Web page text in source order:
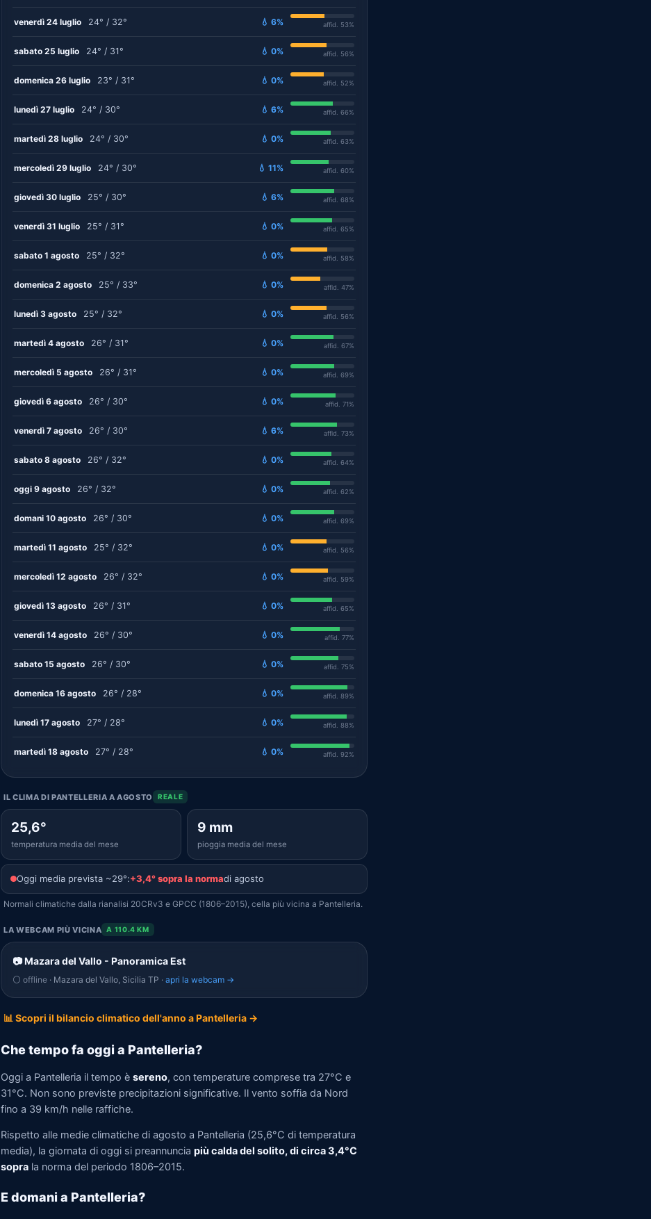
venerdì 24 luglio 24° / 32° 💧 6% affid. 53%
sabato 25 luglio 24° / 31° 💧 0% affid. 56%
domenica 26 luglio 23° / 31° 💧 0% affid. 52%
lunedì 27 luglio 24° / 30° 💧 6% affid. 66%
martedì 28 luglio 24° / 30° 💧 0% affid. 63%
mercoledì 29 luglio 24° / 30° 💧 11% affid. 60%
giovedì 30 luglio 25° / 30° 💧 6% affid. 68%
venerdì 31 luglio 25° / 31° 💧 0% affid. 65%
sabato 1 agosto 25° / 32° 💧 0% affid. 58%
domenica 2 agosto 25° / 33° 💧 0% affid. 47%
lunedì 3 agosto 25° / 32° 💧 0% affid. 56%
martedì 4 agosto 26° / 31° 💧 0% affid. 67%
mercoledì 5 agosto 26° / 31° 💧 0% affid. 69%
giovedì 6 agosto 26° / 30° 💧 0% affid. 71%
venerdì 7 agosto 26° / 30° 💧 6% affid. 73%
sabato 8 agosto 26° / 32° 💧 0% affid. 64%
oggi 9 agosto 26° / 32° 💧 0% affid. 62%
domani 10 agosto 26° / 30° 💧 0% affid. 69%
martedì 11 agosto 25° / 32° 💧 0% affid. 56%
mercoledì 12 agosto 26° / 32° 💧 0% affid. 59%
giovedì 13 agosto 26° / 31° 💧 0% affid. 65%
venerdì 14 agosto 26° / 30° 💧 0% affid. 77%
sabato 15 agosto 26° / 30° 💧 0% affid. 75%
domenica 16 agosto 26° / 28° 💧 0% affid. 89%
lunedì 17 agosto 27° / 28° 💧 0% affid. 88%
martedì 18 agosto 27° / 28° 💧 0% affid. 92%
IL CLIMA DI PANTELLERIA A AGOSTO REALE
25,6°
temperatura media del mese
9 mm
pioggia media del mese
Oggi media prevista ~29°:+3,4° sopra la normadi agosto
Normali climatiche dalla rianalisi 20CRv3 e GPCC (1806–2015), cella più vicina a Pantelleria.
LA WEBCAM PIÙ VICINA A 110.4 KM
📷 Mazara del Vallo - Panoramica Est
⚪ offline · Mazara del Vallo, Sicilia TP · apri la webcam →
📊 Scopri il bilancio climatico dell'anno a Pantelleria →
Che tempo fa oggi a Pantelleria?
Oggi a Pantelleria il tempo è sereno, con temperature comprese tra 27°C e
31°C. Non sono previste precipitazioni significative. Il vento soffia da Nord
fino a 39 km/h nelle raffiche.
Rispetto alle medie climatiche di agosto a Pantelleria (25,6°C di temperatura
media), la giornata di oggi si preannuncia più calda del solito, di circa 3,4°C
sopra la norma del periodo 1806–2015.
E domani a Pantelleria?